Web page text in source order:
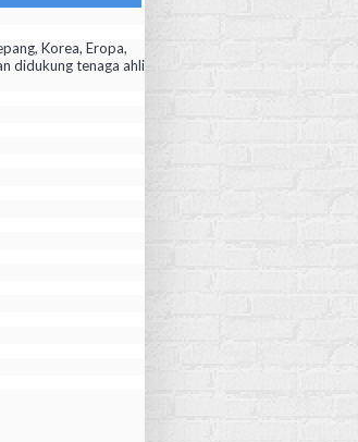
Korea, Eropa,
didukung tenaga ahli